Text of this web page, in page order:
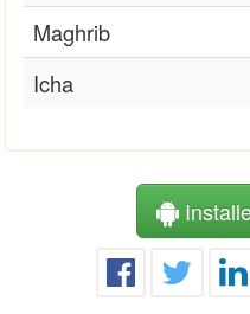
Maghrib
Icha